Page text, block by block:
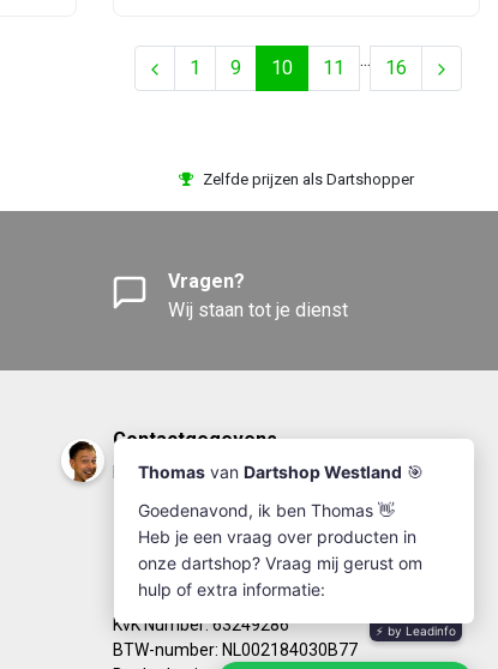
1 9 10 11 ... 16
Zelfde prijzen als Dartshopper
Vragen?
Wij staan tot je dienst
Contactgegevens
DartshopWestland.nl
info@dartshopwestland.nl
Kleine Woerdlaan 19
2671 CA - Naaldwijk
KvK Number: 63249286
BTW-number: NL002184030B77